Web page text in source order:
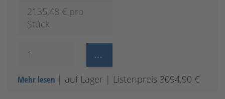
2135,48 € pro
Stück
Mehr lesen | auf Lager | Listenpreis 3094,90 €